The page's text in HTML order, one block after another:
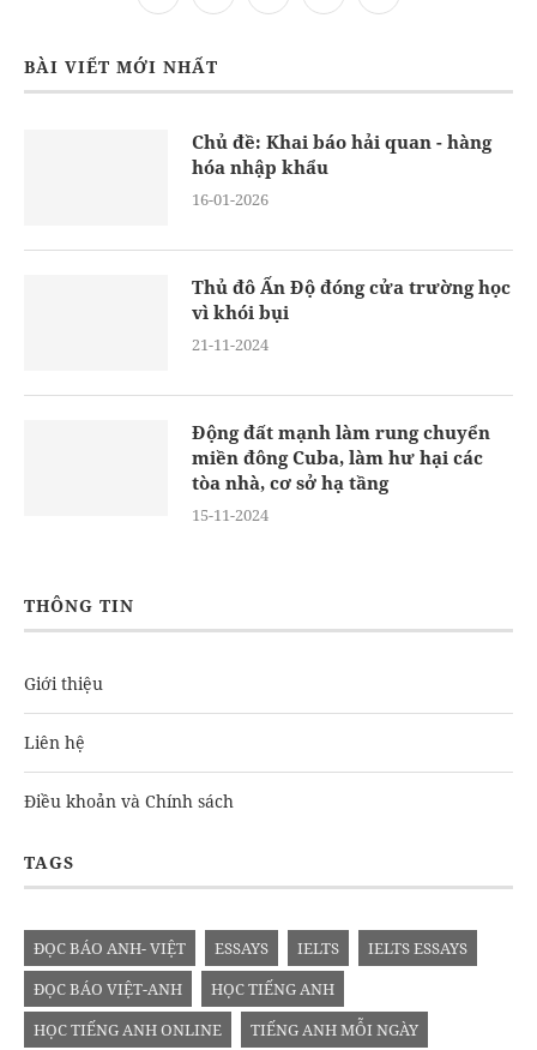
BÀI VIẾT MỚI NHẤT
Chủ đề: Khai báo hải quan - hàng
hóa nhập khẩu
16-01-2026
Thủ đô Ấn Độ đóng cửa trường học
vì khói bụi
21-11-2024
Động đất mạnh làm rung chuyển
miền đông Cuba, làm hư hại các
tòa nhà, cơ sở hạ tầng
15-11-2024
THÔNG TIN
Giới thiệu
Liên hệ
Điều khoản và Chính sách
TAGS
ĐỌC BÁO ANH- VIỆT ESSAYS IELTS
IELTS ESSAYS
ĐỌC BÁO VIỆT-ANH
HỌC TIẾNG ANH
HỌC TIẾNG ANH ONLINE
TIẾNG ANH MỖI NGÀY